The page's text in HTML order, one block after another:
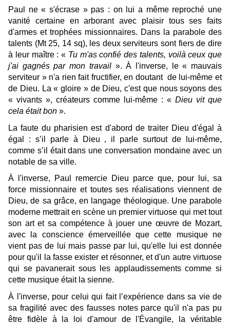
Paul ne « s'écrase » pas : on lui a même reproché une
vanité certaine en arborant avec plaisir tous ses faits
d'armes et trophées missionnaires. Dans la parabole des
talents (Mt 25, 14 sq), les deux serviteurs sont fiers de dire
à leur maître : « Tu m'as confié des talents, voilà ceux que
j'ai gagnés par mon travail». À l'inverse, le « mauvais
serviteur » n'a rien fait fructifier, en doutant de lui-même et
de Dieu. La « gloire » de Dieu, c'est que nous soyons des
« vivants », créateurs comme lui-même : « Dieu vit que
cela était bon ».
La faute du pharisien est d'abord de traiter Dieu d'égal à
égal : s’il parle à Dieu , il parle surtout de lui-même,
comme s’il était dans une conversation mondaine avec un
notable de sa ville.
À l'inverse, Paul remercie Dieu parce que, pour lui, sa
force missionnaire et toutes ses réalisations viennent de
Dieu, de sa grâce, en langage théologique. Une parabole
moderne mettrait en scène un premier virtuose qui met tout
son art et sa compétence à jouer une œuvre de Mozart,
avec la conscience émerveillée que cette musique ne
vient pas de lui mais passe par lui, qu'elle lui est donnée
pour qu'il la fasse exister et résonner, et d'un autre virtuose
qui se pavanerait sous les applaudissements comme si
cette musique était la sienne.
À l'inverse, pour celui qui fait l’expérience dans sa vie de
sa fragilité avec des fausses notes parce qu'il n'a pas pu
être fidèle à la loi d'amour de l'Évangile, la véritable